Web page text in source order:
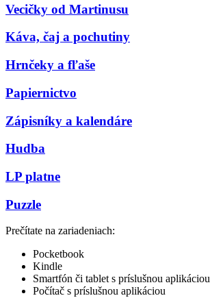
Vecičky od Martinusu
Káva, čaj a pochutiny
Hrnčeky a fľaše
Papiernictvo
Zápisníky a kalendáre
Hudba
LP platne
Puzzle
Prečítate na zariadeniach:
Pocketbook
Kindle
Smartfón či tablet s príslušnou aplikáciou
Počítač s príslušnou aplikáciou